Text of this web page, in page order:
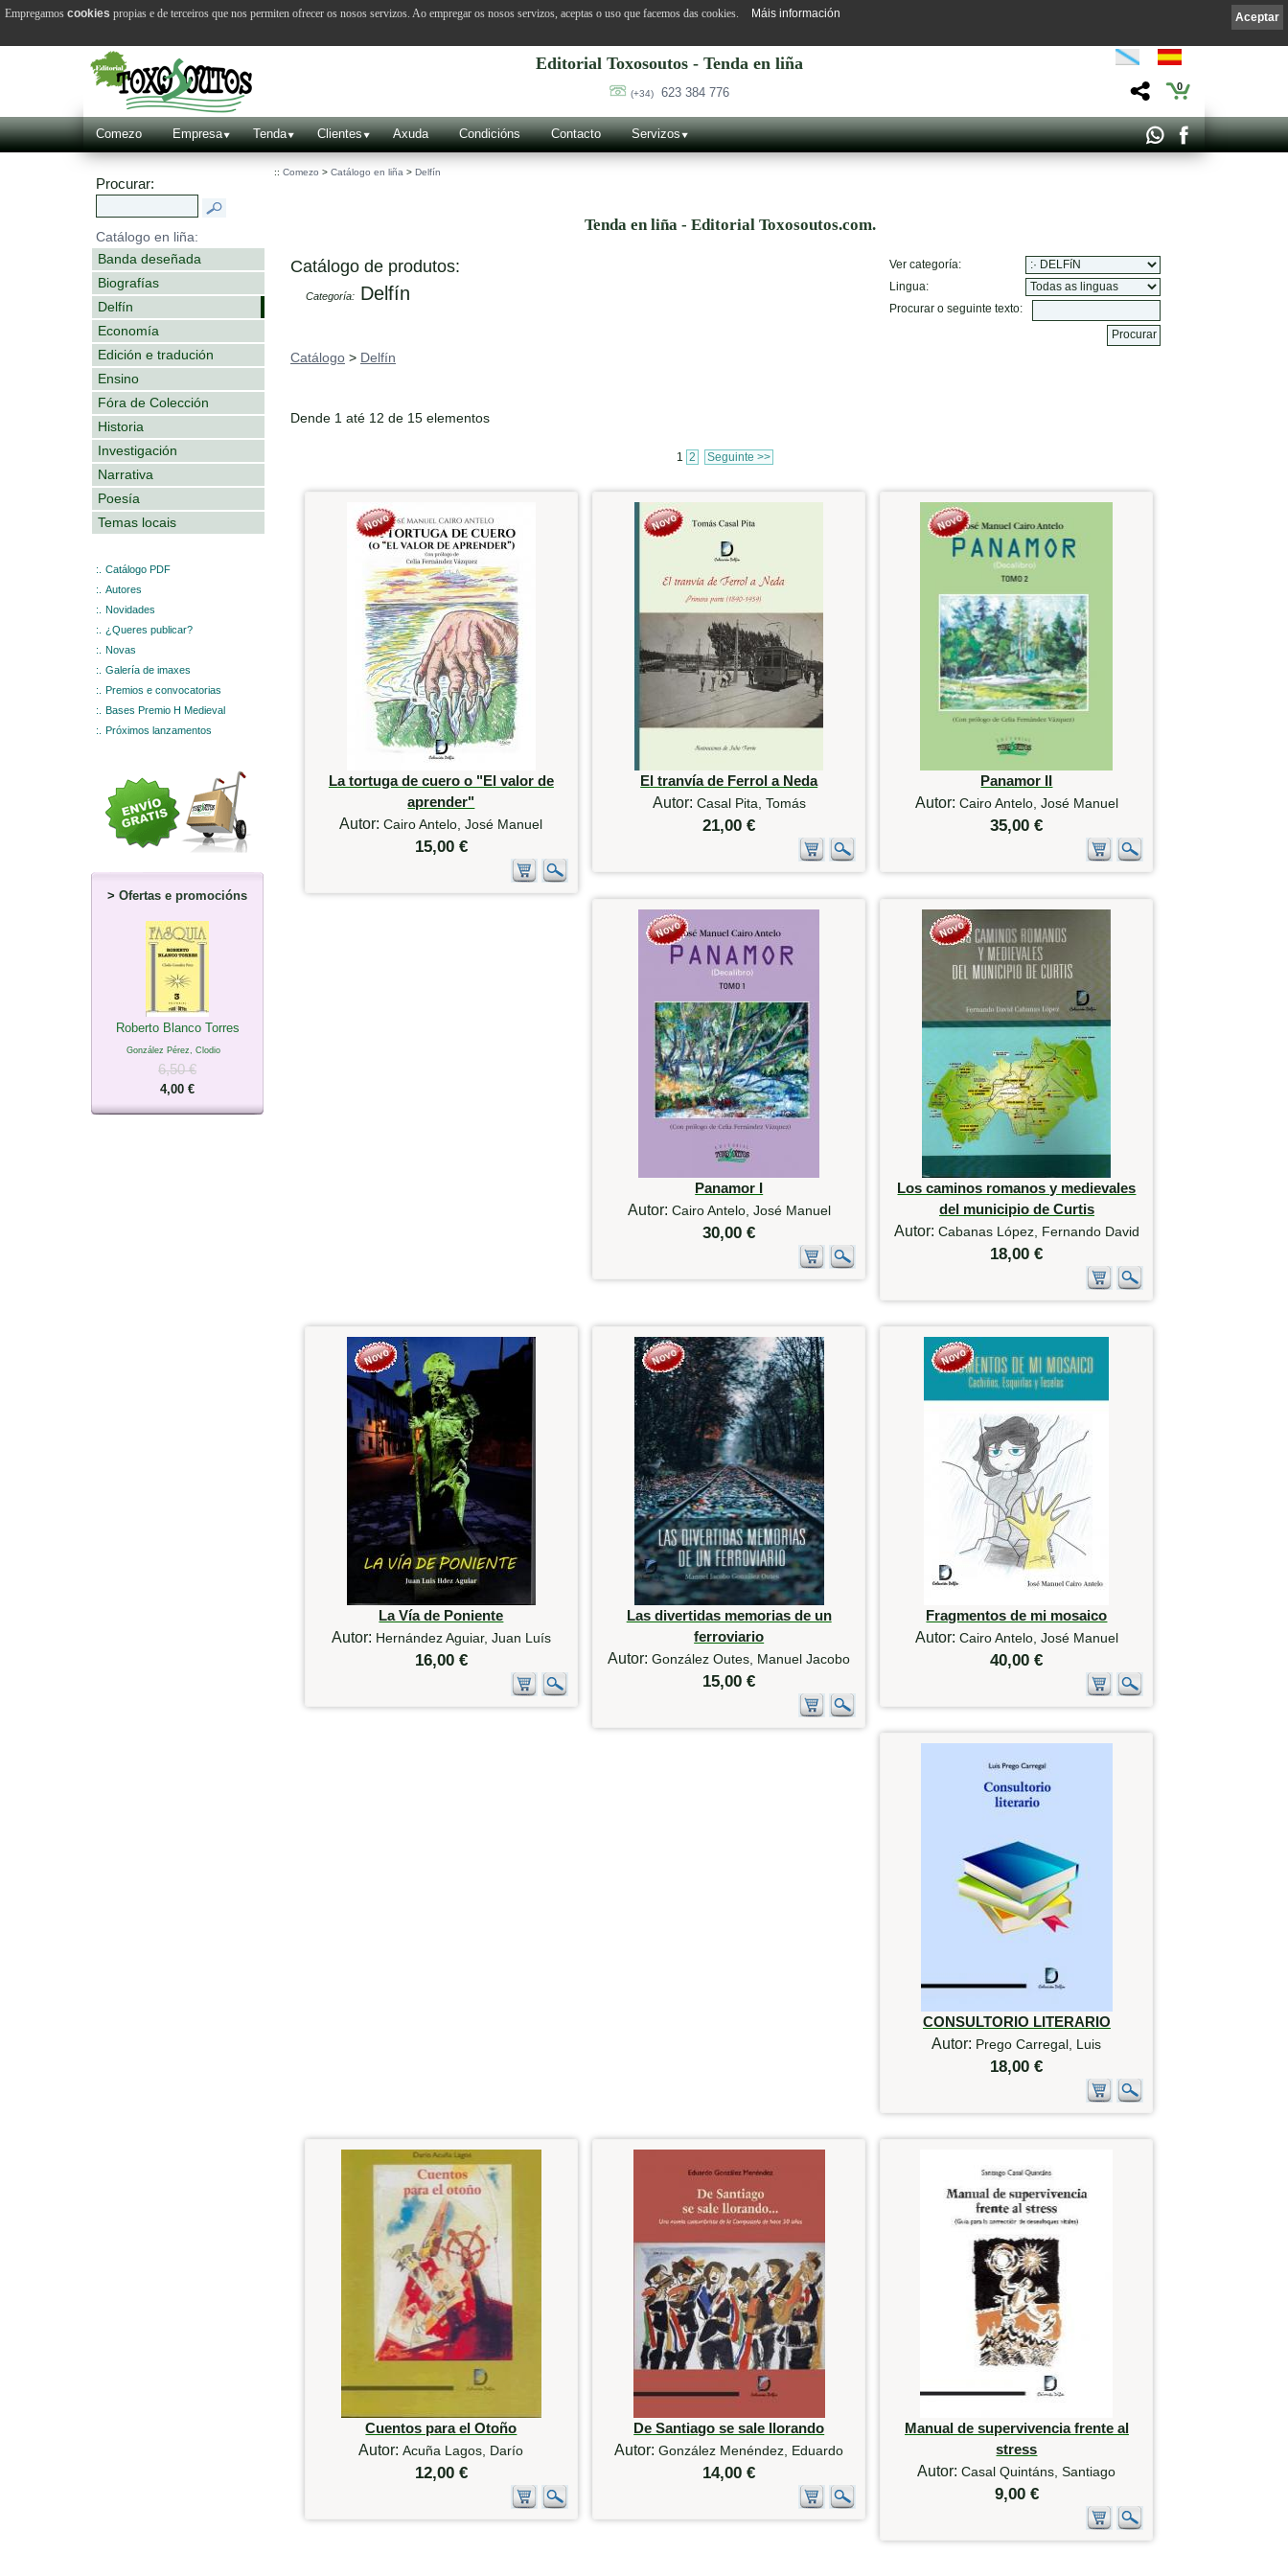
Editorial Toxosoutos - Tenda en liña
(+34) 623 384 776 0
Comezo Empresa Tenda Clientes Axuda Condicións Contacto Servizos
Procurar:
Catálogo en liña:
Banda deseñada
Biografías
Delfín
Economía
Edición e tradución
Ensino
Fóra de Colección
Historia
Investigación
Narrativa
Poesía
Temas locais
:.
Catálogo PDF
:.
Autores
:.
Novidades
:.
¿Queres publicar?
:.
Novas
:.
Galería de imaxes
:.
Premios e convocatorias
:.
Bases Premio H Medieval
:.
Próximos lanzamentos
> Ofertas e promocións
Roberto Blanco Torres
González Pérez, Clodio
6,50 €
4,00 €
:: Comezo > Catálogo en liña > Delfín
Tenda en liña - Editorial Toxosoutos.com.
Catálogo de produtos:
Categoría: Delfín
Ver categoría:
Lingua:
Procurar o seguinte texto:
Catálogo > Delfín
Dende 1 até 12 de 15 elementos
1 2 Seguinte >>
La tortuga de cuero o "El valor de
aprender"
Autor:Cairo Antelo, José Manuel
15,00 €
El tranvía de Ferrol a Neda
Autor: Casal Pita, Tomás
21,00 €
Panamor II
Autor: Cairo Antelo, José Manuel
35,00 €
Panamor I
Autor: Cairo Antelo, José Manuel
30,00 €
Los caminos romanos y medievales
del municipio de Curtis
Autor: Cabanas López, Fernando David
18,00 €
La Vía de Poniente
Autor: Hernández Aguiar, Juan Luís
16,00 €
Las divertidas memorias de un
ferroviario
Autor:González Outes, Manuel Jacobo
15,00 €
Fragmentos de mi mosaico
Autor: Cairo Antelo, José Manuel
40,00 €
CONSULTORIO LITERARIO
Autor: Prego Carregal, Luis
18,00 €
Cuentos para el Otoño
Autor:Acuña Lagos, Darío
12,00 €
De Santiago se sale llorando
Autor:González Menéndez, Eduardo
14,00 €
Manual de supervivencia frente al
stress
Autor:Casal Quintáns, Santiago
9,00 €
Aceptar
Empregamos cookies propias e de terceiros que nos permiten ofrecer os nosos servizos. Ao empregar os nosos servizos, aceptas o uso que facemos das cookies. Máis información